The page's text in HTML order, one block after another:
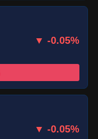
▼ -0.05%
▼ -0.05%